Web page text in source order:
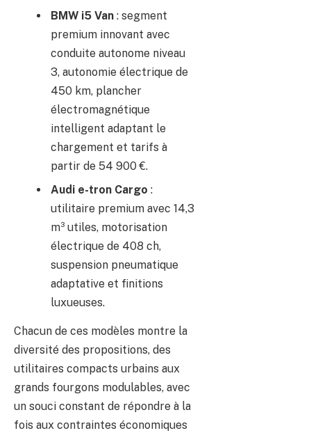
BMW i5 Van : segment
premium innovant avec
conduite autonome niveau
3, autonomie électrique de
450 km, plancher
électromagnétique
intelligent adaptant le
chargement et tarifs à
partir de 54 900 €.
Audi e-tron Cargo :
utilitaire premium avec 14,3
m³ utiles, motorisation
électrique de 408 ch,
suspension pneumatique
adaptative et finitions
luxueuses.
Chacun de ces modèles montre la
diversité des propositions, des
utilitaires compacts urbains aux
grands fourgons modulables, avec
un souci constant de répondre à la
fois aux contraintes économiques